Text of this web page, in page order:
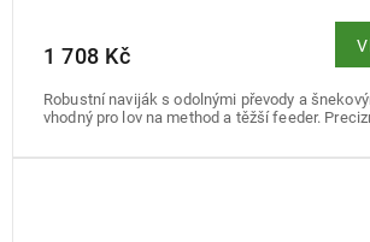
1 708 Kč
Robustní naviják s odolnými převody a
vhodný pro lov na method a těžší feeder.